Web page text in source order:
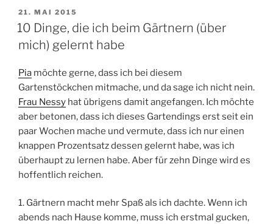
VERÖFFENTLICHT
AM
21. MAI 2015
10 Dinge, die ich beim Gärtnern (über
mich) gelernt habe
Pia möchte gerne, dass ich bei diesem
Gartenstöckchen mitmache, und da sage ich nicht nein.
Frau Nessy hat übrigens damit angefangen. Ich möchte
aber betonen, dass ich dieses Gartendings erst seit ein
paar Wochen mache und vermute, dass ich nur einen
knappen Prozentsatz dessen gelernt habe, was ich
überhaupt zu lernen habe. Aber für zehn Dinge wird es
hoffentlich reichen.
1. Gärtnern macht mehr Spaß als ich dachte. Wenn ich
abends nach Hause komme, muss ich erstmal gucken,